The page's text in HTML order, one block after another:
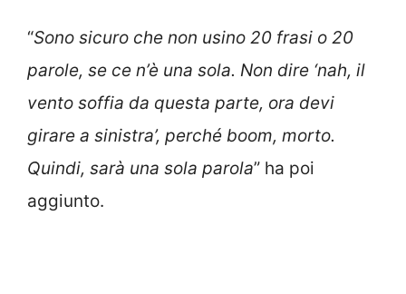
“Sono sicuro che non usino 20 frasi o 20
parole, se ce n’è una sola. Non dire ‘nah, il
vento soffia da questa parte, ora devi
girare a sinistra’, perché boom, morto.
Quindi, sarà una sola parola” ha poi
aggiunto.